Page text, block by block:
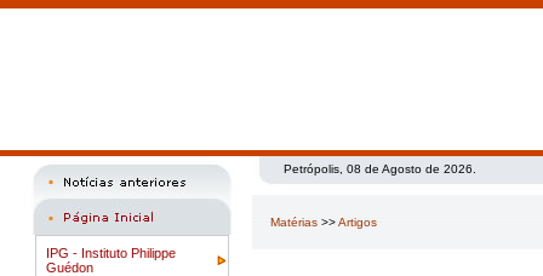
IPG - Instituto Philippe
Guédon
Petrópolis, 08 de Agosto de 2026.
Matérias >>Artigos